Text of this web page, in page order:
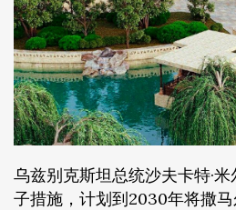
乌兹别克斯坦总统沙夫卡特·
子措施，计划到2030年将撒